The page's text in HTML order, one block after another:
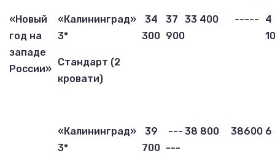
«Новый
год на
западе
России»
«Калининград»
3*
Стандарт (2
кровати)
34
300
37
900
33 400 -----
4
«Калининград»
3*
39
700
---
---
38 800 38600 6